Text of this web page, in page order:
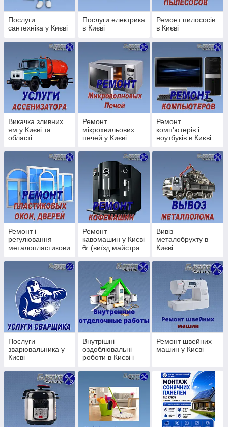
Установка автоматів;
Дрібні електромонтажні роботи;
Електрика під ключ;
Викачка зливних ям:
Викачка зливних ям;
Викачка туалетів;
Викачка біотуалетів;
Викачка вигрібних ям;
ПРАЦЮЄМО БЕЗ ВИХІДНИХ!
З 7.30 - 20.00
Терміновий виклик майстра:
Наші Телефони
Київстар
(096) 009-98-86
Водафон
(066) 406-36-02
Лайфселл
(063) 291-94-45
Послуги
сантехніка у Києві
Послуги електрика
в Києві
Ремонт пилососів
в Києві
Викачка зливних
ям у Києві та
області
Ремонт
мікрохвильових
печей у Києві
Ремонт
комп'ютерів і
ноутбуків в Києві
Ремонт і
регулювання
металопластикови
Києві.
Ремонт
кавомашин у Києві
☕ (виїзд майстра
Вивіз
металобрухту в
Києві
Послуги
зварювальника у
Києві
Внутрішні
оздоблювальні
роботи в Києві і
Ремонт швейних
машин у Києві